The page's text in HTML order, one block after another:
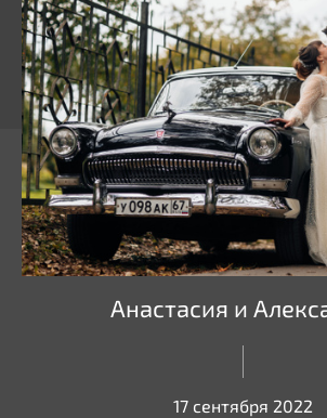
Анастасия и
17 сентября 2022